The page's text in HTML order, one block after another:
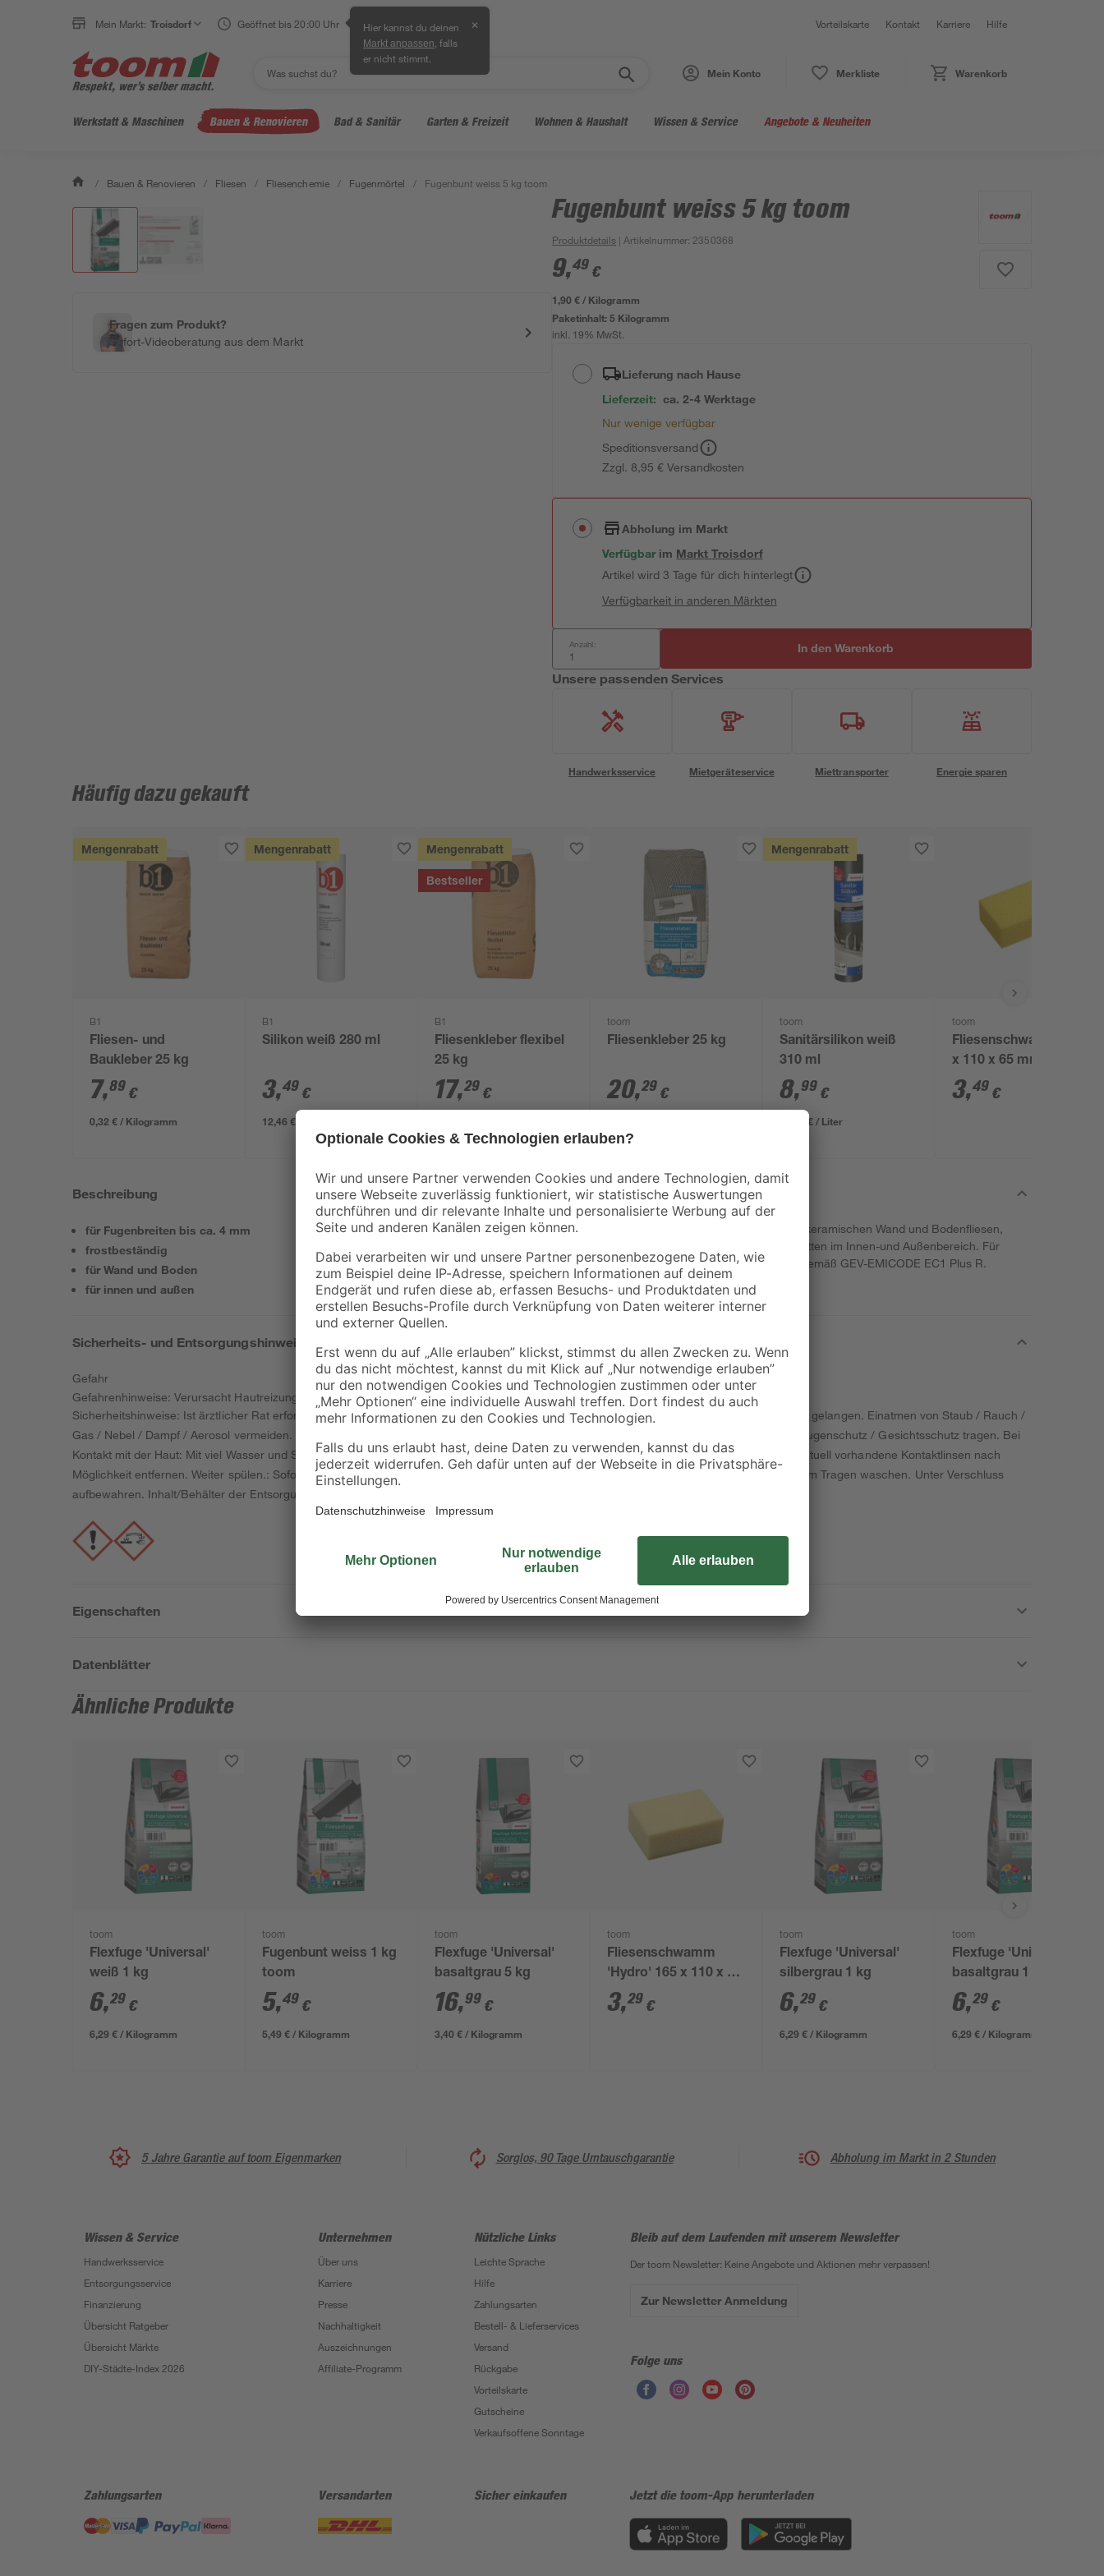
Mein Markt: Troisdorf Geöffnet bis 20:00 Uhr Hier kannst du deinen
Markt anpassen , falls
er nicht stimmt.
✕ Vorteilskarte Kontakt Karriere Hilfe
Mein Konto Merkliste Warenkorb
Werkstatt & Maschinen Bauen & Renovieren Bad & Sanitär Garten & Freizeit Wohnen & Haushalt Wissen & Service Angebote & Neuheiten
/ Bauen & Renovieren / Fliesen / Fliesenchemie / Fugenmörtel / Fugenbunt weiss 5 kg toom
Fragen zum Produkt?
Sofort-Videoberatung aus dem Markt
Fugenbunt weiss 5 kg toom
Produktdetails | Artikelnummer: 2350368
9,49 €
1,90 € / Kilogramm
Paketinhalt:5 Kilogramm
inkl. 19% MwSt.
Lieferung nach Hause
Lieferzeit: ca. 2-4 Werktage
Nur wenige verfügbar
Speditionsversand
Zzgl. 8,95 € Versandkosten
Abholung im Markt
Verfügbar im MarktTroisdorf
Artikel wird 3 Tage für dich hinterlegt
Verfügbarkeit in anderen Märkten
Anzahl: In den Warenkorb
Unsere passenden Services
Handwerksservice Mietgeräteservice Miettransporter Energie sparen
Häufig dazu gekauft
Mengenrabatt
B1
Fliesen- und
Baukleber 25 kg
7,89 €
0,32 € / Kilogramm
Mengenrabatt
B1
Silikon weiß 280 ml
3,49 €
12,46 € / Liter
Mengenrabatt
Bestseller
B1
Fliesenkleber flexibel
25 kg
17,29 €
toom
Fliesenkleber 25 kg
20,29 €
Mengenrabatt
toom
Sanitärsilikon weiß
310 ml
8,99 €
29,00 € / Liter
toom
Fliesenschwamm 165
x 110 x 65 mm
3,49 €
Beschreibung
für Fugenbreiten bis ca. 4 mm
frostbeständig
für Wand und Boden
für innen und außen
toom Fugenbunt eignet sich zum Ausfugen von keramischen Wand und Bodenfliesen,
Mosaik sowie geschlossenporigen Natursteinplatten im Innen-und Außenbereich. Für
Fugenbreiten bis ca. 4mm. sehr emissionsarm gemäß GEV-EMICODE EC1 Plus R.
Sicherheits- und Entsorgungshinweise
Gefahr
Gefahrenhinweise: Verursacht Hautreizungen. Verursacht schwere Augenschäden. Kann die Atemwege reizen.
Sicherheitshinweise: Ist ärztlicher Rat erforderlich, Verpackung oder Kennzeichnungsetikett bereithalten. Darf nicht in die Hände von Kindern gelangen. Einatmen von Staub / Rauch /
Gas / Nebel / Dampf / Aerosol vermeiden. Nur im Freien oder in gut belüfteten Räumen verwenden. Schutzhandschuhe / Schutzkleidung / Augenschutz / Gesichtsschutz tragen. Bei
Kontakt mit der Haut: Mit viel Wasser und Seife waschen. Bei Kontakt mit den Augen: Einige Minuten lang behutsam mit Wasser spülen. Eventuell vorhandene Kontaktlinsen nach
Möglichkeit entfernen. Weiter spülen.: Sofort GIFTINFORMATIONSZENTRUM/Arzt anrufenKontaminierte Kleidung ausziehen und vor erneutem Tragen waschen. Unter Verschluss
aufbewahren. Inhalt/Behälter der Entsorgung gemäß nationalen behördlichen Bestimmungen zuführen.
Eigenschaften
Datenblätter
Ähnliche Produkte
toom
Flexfuge 'Universal'
weiß 1 kg
6,29 €
6,29 € / Kilogramm
toom
Fugenbunt weiss 1 kg
toom
5,49 €
5,49 € / Kilogramm
toom
Flexfuge 'Universal'
basaltgrau 5 kg
16,99 €
3,40 € / Kilogramm
toom
Fliesenschwamm
'Hydro' 165 x 110 x 65
mm
3,29 €
toom
Flexfuge 'Universal'
silbergrau 1 kg
6,29 €
6,29 € / Kilogramm
toom
Flexfuge 'Universal'
basaltgrau 1 kg
6,29 €
6,29 € / Kilogramm
5 Jahre Garantie auf toom Eigenmarken Sorglos, 90 Tage Umtauschgarantie Abholung im Markt in 2 Stunden
Wissen & Service
Handwerksservice
Entsorgungsservice
Finanzierung
Übersicht Ratgeber
Übersicht Märkte
DIY-Städte-Index 2026
Unternehmen
Über uns
Karriere
Presse
Nachhaltigkeit
Auszeichnungen
Affiliate-Programm
Nützliche Links
Leichte Sprache
Hilfe
Zahlungsarten
Bestell- & Lieferservices
Versand
Rückgabe
Vorteilskarte
Gutscheine
Verkaufsoffene Sonntage
Bleib auf dem Laufenden mit unserem Newsletter
Der toom Newsletter: Keine Angebote und Aktionen mehr verpassen!
Zur Newsletter Anmeldung
Folge uns
Zahlungsarten Versandarten Sicher einkaufen Jetzt die toom-App herunterladen